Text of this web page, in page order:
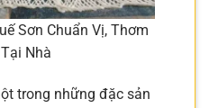
Sơn Chuẩn Vị, Thơm
Nhà
trong những đặc sản